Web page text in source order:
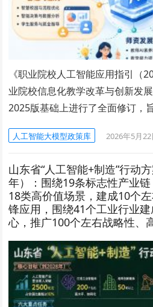
《职业院校人工智能应用指引（
业院校信息化教学改革与创新发
2025版基础上进行了全面修订，
人工智能大模型政策库 2026年5月22
山东省“人工智能+制造”行动
年）：围绕19条标志性产业链
18类高价值场景，建成10个
锋应用，围绕41个工业行业
心，推广100个左右战略性、